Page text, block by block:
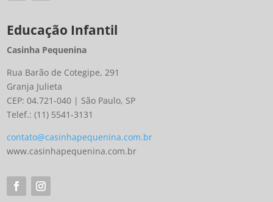
Educação Infantil
Casinha Pequenina
Rua Barão de Cotegipe, 291
Granja Julieta
CEP: 04.721-040 | São Paulo, SP
Telef.: (11) 5541-3131
contato@casinhapequenina.com.br
www.casinhapequenina.com.br